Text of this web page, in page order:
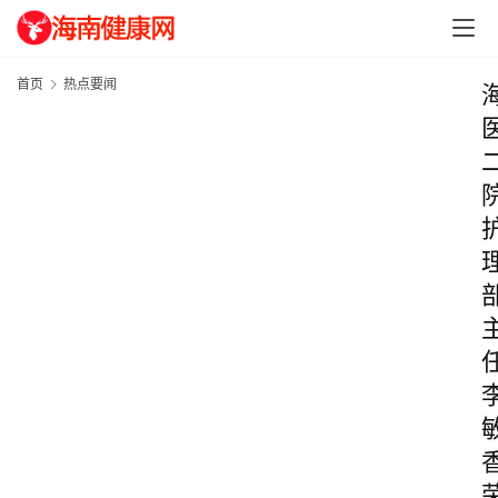
首页 热点要闻